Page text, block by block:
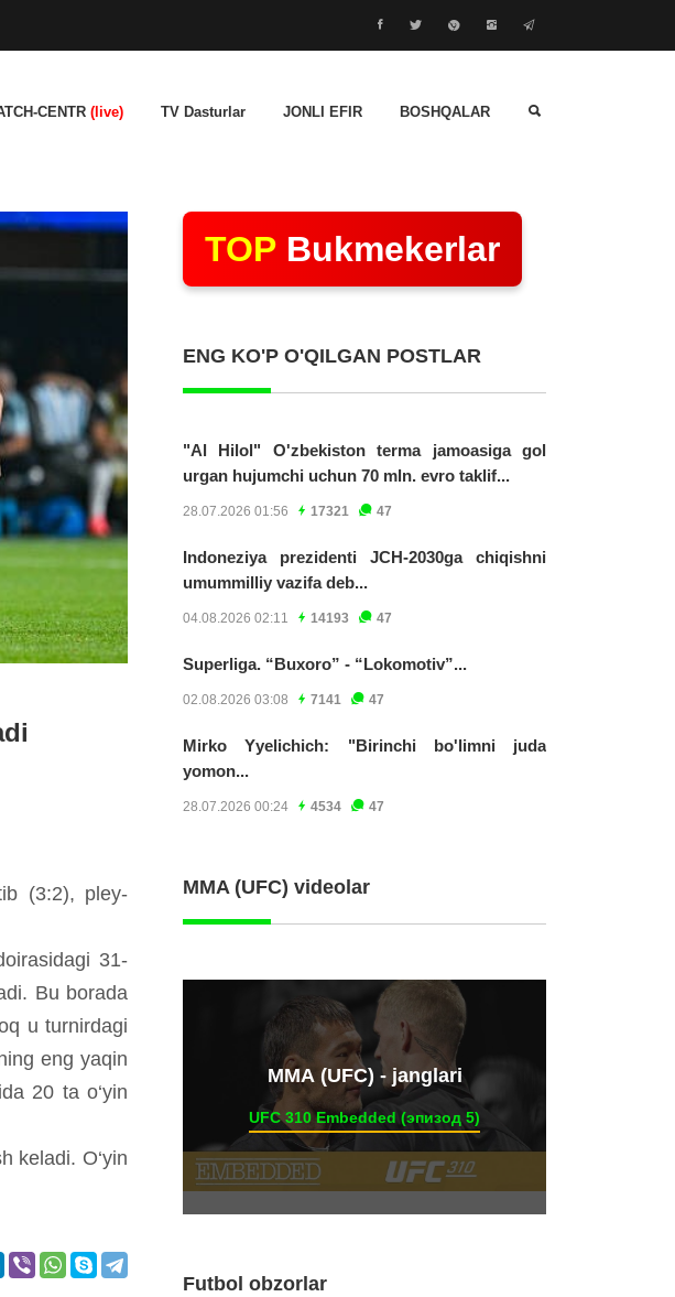
CENTR (live) TV Dasturlar JONLI EFIR BOSHQALAR
(3:2), pley-
31-
Bu borada
u turnirdagi
eng yaqin
20 ta o‘yin
keladi. O‘yin
TOP Bukmekerlar
ENG KO'P O'QILGAN POSTLAR
"Al Hilol" O'zbekiston terma jamoasiga gol
urgan hujumchi uchun 70 mln. evro taklif...
28.07.2026 01:56 17321 47
Indoneziya prezidenti JCH-2030ga chiqishni
umummilliy vazifa deb...
04.08.2026 02:11 14193 47
Superliga. “Buxoro” - “Lokomotiv”...
02.08.2026 03:08 7141 47
Mirko Yyelichich: "Birinchi bo'limni juda
yomon...
28.07.2026 00:24 4534 47
MMA (UFC) videolar
ММА (UFC) - janglari
UFC 310 Embedded (эпизод 5)
Futbol obzorlar